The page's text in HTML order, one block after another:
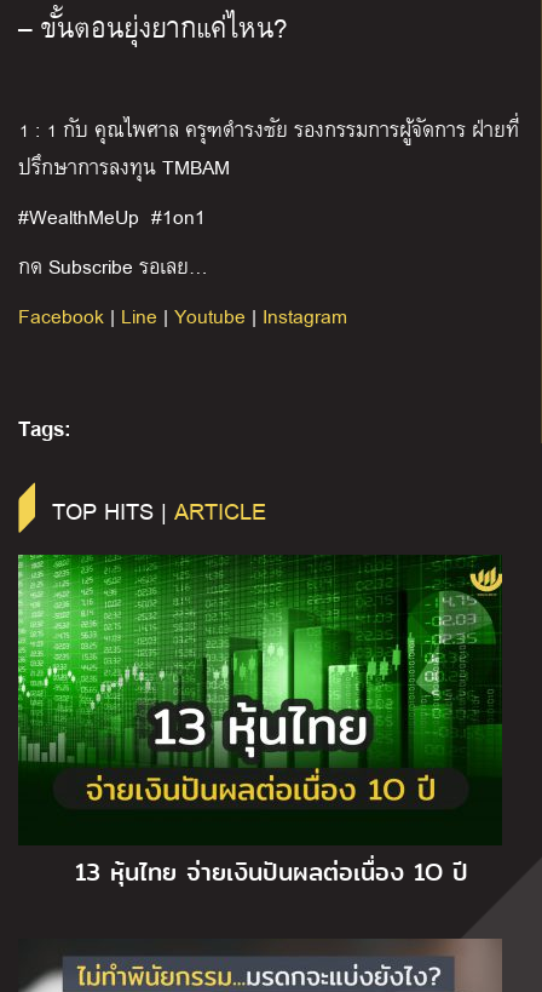
– ขั้นตอนยุ่งยากแค่ไหน?
1 : 1 กับ คุณไพศาล ครุฑดํารงชัย รองกรรมการผู้จัดการ ฝ่ายที่
ปรึกษาการลงทุนTMBAM
#WealthMeUp #1on1
กด Subscribe รอเลย…
Facebook | Line | Youtube | Instagram
Tags:
TOP HITS | ARTICLE
13 หุ้นไทย จ่ายเงินปันผลต่อเนื่อง 1O ปี